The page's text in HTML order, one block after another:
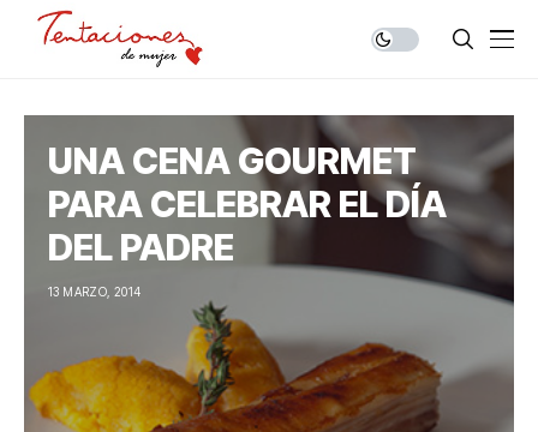
UNA CENA GOURMET
PARA CELEBRAR EL DÍA
DEL PADRE
13 MARZO, 2014